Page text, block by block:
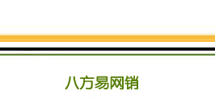
径和格式正确。